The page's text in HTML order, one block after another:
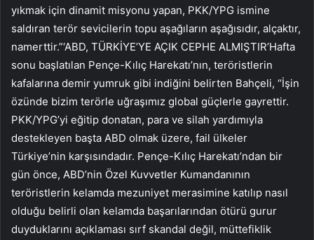
yıkmak için dinamit misyonu yapan, PKK/YPG ismine
saldıran terör sevicilerin topu aşağıların aşağısıdır, alçaktır,
namerttir.”‘ABD, TÜRKİYE’YE AÇIK CEPHE ALMIŞTIR’Hafta
sonu başlatılan Pençe-Kılıç Harekatı’nın, teröristlerin
kafalarına demir yumruk gibi indiğini belirten Bahçeli, “İşin
özünde bizim terörle uğraşımız global güçlerle gayrettir.
PKK/YPG’yi eğitip donatan, para ve silah yardımıyla
destekleyen başta ABD olmak üzere, fail ülkeler
Türkiye’nin karşısındadır. Pençe-Kılıç Harekatı’ndan bir
gün önce, ABD’nin Özel Kuvvetler Kumandanının
teröristlerin kelamda mezuniyet merasimine katılıp nasıl
olduğu belirli olan kelamda başarılarından ötürü gurur
duyduklarını açıklaması sırf skandal değil, müttefiklik